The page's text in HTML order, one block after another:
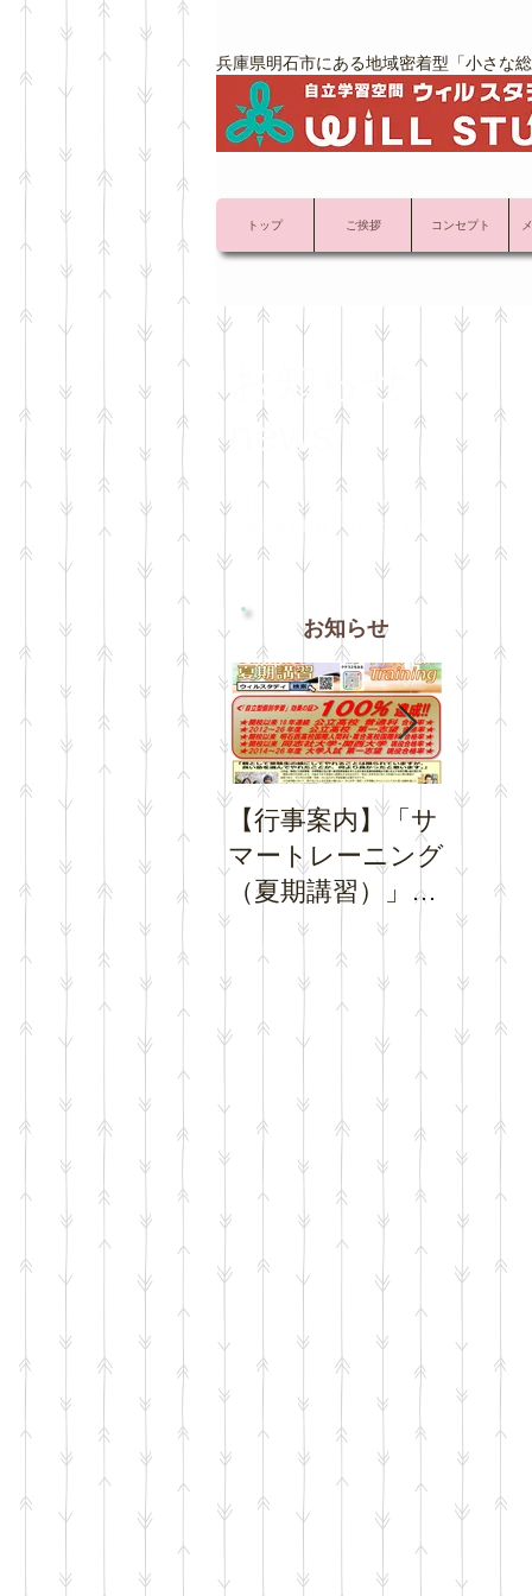
兵庫県明石市にある地域密着型「小さな
トップ ご挨拶 コンセプト
お知らせ
news
WILL STUDY ウィル スタディの
最新情報をお知らせいたします。
お知らせ
【行事案内】「サ
マートレーニング
（夏期講習）」の
お申込受付を開始
いたします。
トレ
日程